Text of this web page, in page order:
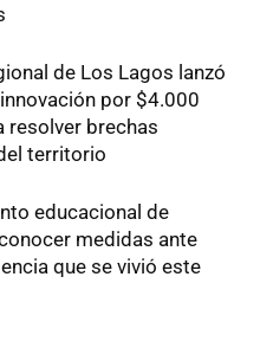
de Los Lagos lanzó
por $4.000
resolver brechas
territorio
educacional de
medidas ante
que se vivió este